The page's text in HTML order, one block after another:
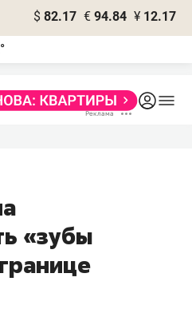
$ 82.17 € 94.84 ¥ 12.17
«зубы